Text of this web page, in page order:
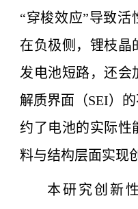
“穿梭效应”导致活
在负极侧，锂枝晶
发电池短路，还会
解质界面（SEI）
约了电池的实际性
料与结构层面实现
本研究创新